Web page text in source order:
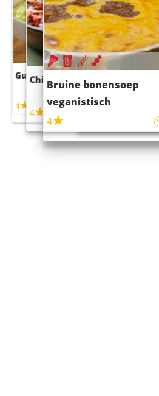
Guacamole
4
Chili con carne
4 45m
Bruine bonensoep
veganistisch
4
Sushi rijstsalade
maaltijdsalade
4